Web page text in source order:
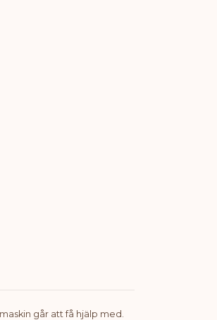
går att få hjälp med.